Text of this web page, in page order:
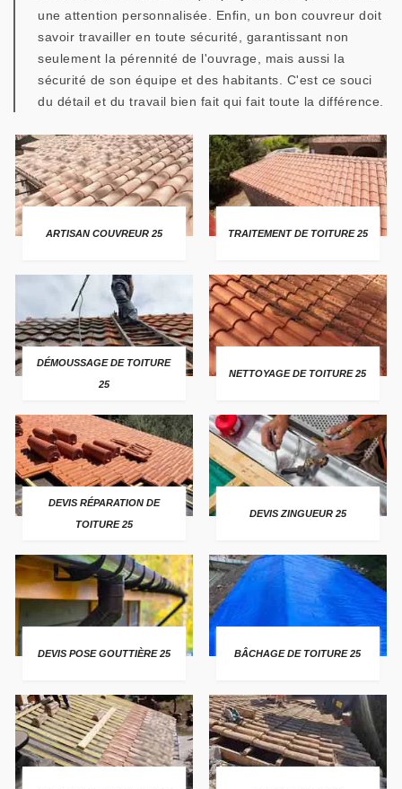
une attention personnalisée. Enfin, un bon couvreur doit
savoir travailler en toute sécurité, garantissant non
seulement la pérennité de l'ouvrage, mais aussi la
sécurité de son équipe et des habitants. C'est ce souci
du détail et du travail bien fait qui fait toute la différence.
ARTISAN COUVREUR 25 TRAITEMENT DE TOITURE 25
DÉMOUSSAGE DE TOITURE
25
NETTOYAGE DE TOITURE 25
DEVIS RÉPARATION DE
TOITURE 25
DEVIS ZINGUEUR 25
DEVIS POSE GOUTTIÈRE 25 BÂCHAGE DE TOITURE 25